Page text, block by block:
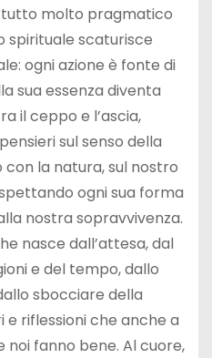
tutto molto pragmatico
spirituale scaturisce
ogni azione è fonte di
sua essenza diventa
il ceppo e l’ascia,
sul senso della
la natura, sul nostro
ogni sua forma
nostra sopravvivenza.
nasce dall’attesa, dal
e del tempo, dallo
sbocciare della
riflessioni che anche a
fanno bene. Al cuore,